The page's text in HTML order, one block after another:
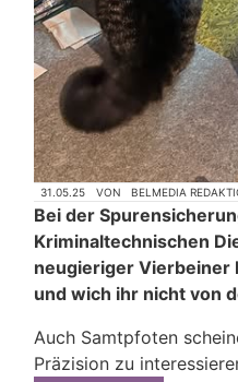
31.05.25 VON BELMEDIA
Bei der
Kriminaltechnischen
neugieriger Vierbeiner
und wich ihr nicht von
Auch Samtpfoten
Präzision zu